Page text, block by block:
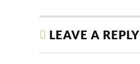
LEAVE A REPLY